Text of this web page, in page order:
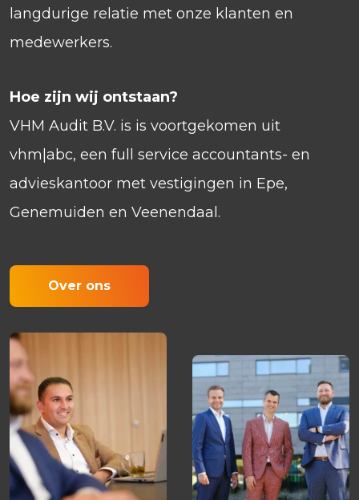
langdurige relatie met onze klanten en
medewerkers.
Hoe zijn wij ontstaan?
VHM Audit B.V. is is voortgekomen uit
vhm|abc, een full service accountants- en
advieskantoor met vestigingen in Epe,
Genemuiden en Veenendaal.
Over ons